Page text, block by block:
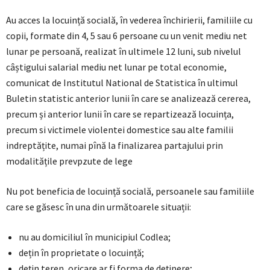
Au acces la locuință socială, în vederea închirierii, familiile cu
copii, formate din 4, 5 sau 6 persoane cu un venit mediu net
lunar pe persoană, realizat în ultimele 12 luni, sub nivelul
câștigului salarial mediu net lunar pe total economie,
comunicat de Institutul National de Statistica în ultimul
Buletin statistic anterior lunii în care se analizează cererea,
precum și anterior lunii în care se repartizează locuința,
precum si victimele violentei domestice sau alte familii
indreptățite, numai pînă la finalizarea partajului prin
modalitățile prevpzute de lege
Nu pot beneficia de locuință socială, persoanele sau familiile
care se găsesc în una din următoarele situații:
nu au domiciliul în municipiul Codlea;
dețin în proprietate o locuință;